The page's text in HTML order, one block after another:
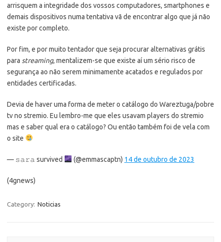
arrisquem a integridade dos vossos computadores, smartphones e
demais dispositivos numa tentativa vã de encontrar algo que já não
existe por completo.
Por fim, e por muito tentador que seja procurar alternativas grátis
para streaming, mentalizem-se que existe aí um sério risco de
segurança ao não serem minimamente acatados e regulados por
entidades certificadas.
Devia de haver uma forma de meter o catálogo do Wareztuga/pobre
tv no stremio. Eu lembro-me que eles usavam players do stremio
mas e saber qual era o catálogo? Ou então também foi de vela com
o site
— 𝚜𝚊𝚛𝚊 survived (@emmascaptn) 14 de outubro de 2023
(4gnews)
Category: Noticias